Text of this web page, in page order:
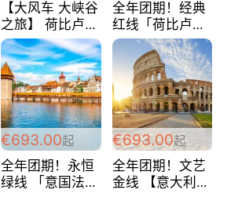
【大风车 大峡谷
之旅】 荷比卢德
法 巴黎上下 经
典五国四日游
488欧/人
全年团期！经典
红线「荷比卢德
法」七天循环 五
国 仅售99欧/人/
天！巴黎上下！
包拼房~
€693.00起
全年团期！永恒
绿线 「意国法
€693.00起
全年团期！文艺
金线 【意大利一